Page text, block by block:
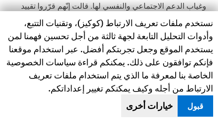
وغياب الدعم الاجتماعي والنفسي لها. قالت إنّهم قرّروا تقييد
يدَيْ الطفلة وإحدى ساقَيْها خلال النهار عندما كانت بعمر خمسة
أعوام لمنعها من تحطيم الأثاث أو الهرب من المنزل، ولم يفكّوا
رباطها إلّا في الليل عندما كانت تنام بجانب والدتها في غرفة
مقفلة.
تابعت الشقيقة الكبرى أنّهم يشعرون أحيانا أنّ الخيار الوحيد هو
تقييد الشابّة، في ظلّ نقص خدمات الصحة العقلية.وثّقت
هيومن رايتس ووتش التكبيل في 60 بلدا
والدعم المناسبَين للصحة العقلية يمكن أن يغيّرا هذه
Human Rights Watch cookie preferences
نستخدم ملفات تعريف الارتباط (كوكيز)، وتقنيات التتبع،
وأدوات التحليل التابعة لجهة ثالثة من أجل تحسين فهمنا لمن
يستخدم الموقع وجعل تجربتكم أفضل. عبر استخدام موقعنا
فإنكم توافقون على ذلك. يمكنكم قراءة سياسات الخصوصية
الخاصة بنا لمعرفة ما الذي يتم استخدام ملفات تعريف
الارتباط من أجله وكيف يمكنكم تغيير إعداداتكم.
قبول خيارات أخرى